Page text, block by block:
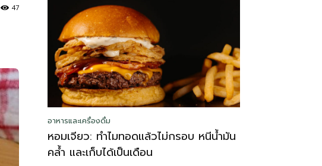
47
อาหารและเครื่องดื่ม
หอมเจียว: ทำไมทอดแล้วไม่กรอบ หนีน้ำมัน
คล้ำ และเก็บได้เป็นเดือน